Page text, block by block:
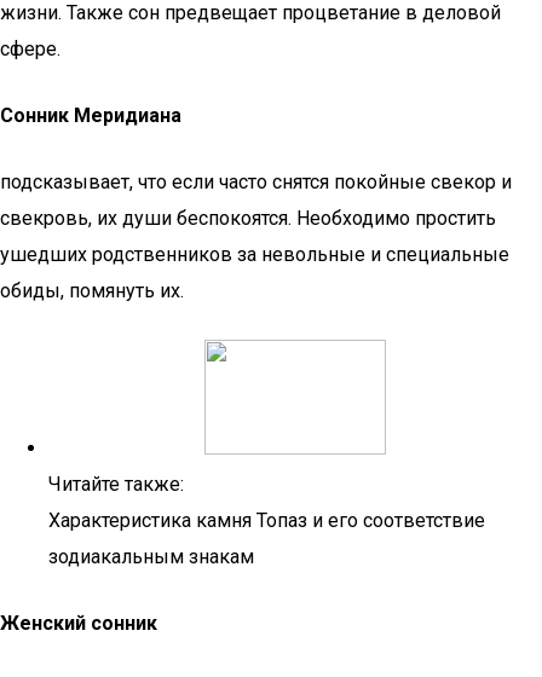
жизни. Также сон предвещает процветание в деловой
сфере.
Сонник Меридиана
подсказывает, что если часто снятся покойные свекор и
свекровь, их души беспокоятся. Необходимо простить
ушедших родственников за невольные и специальные
обиды, помянуть их.
Читайте также:
Характеристика камня Топаз и его соответствие
зодиакальным знакам
Женский сонник